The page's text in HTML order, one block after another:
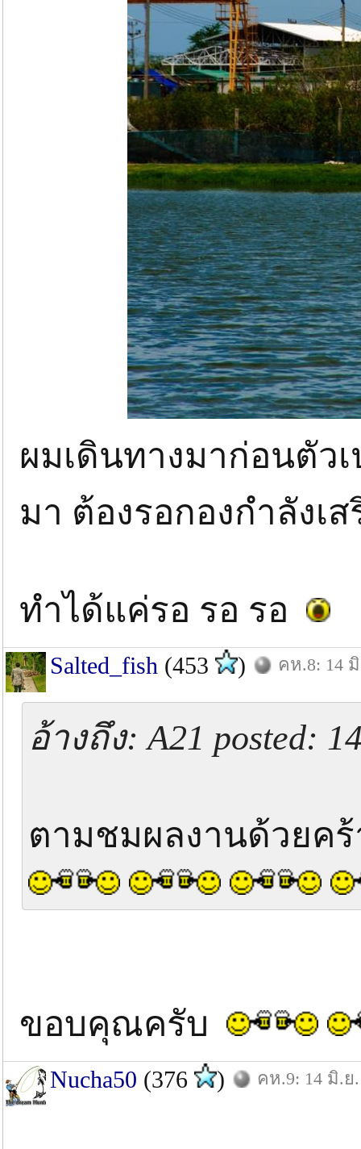
ผมเดินทางมาก่อนตัว
มา ต้องรอกองกำลังเส
ทำได้แค่รอ รอ รอ
Salted_fish (453 ) คห.8: 14
อ้างถึง: A21 posted:
ตามชมผลงานด้วยค
ขอบคุณครับ
Nucha50 (376 ) คห.9: 14 มิ.ย.